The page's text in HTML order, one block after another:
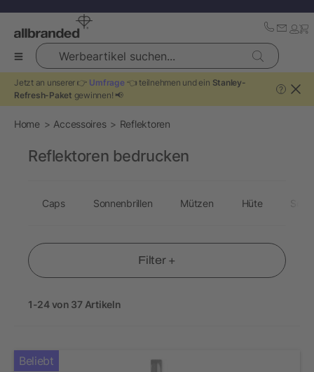
Werbeartikel suchen...
Jetzt an unserer 👉 Umfrage👈 teilnehmen und ein Stanley-
Refresh-Paket gewinnen! 📢
?
Home Accessoires Reflektoren
Filter +
1-24 von 37 Artikeln
Beliebt
Reflektoren bedrucken
Caps Sonnenbrillen Mützen Hüte